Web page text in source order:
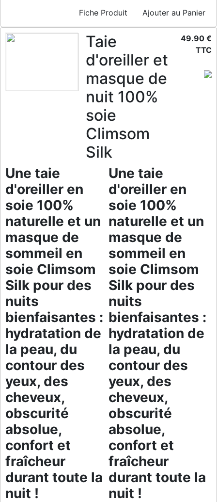
Fiche Produit Ajouter au Panier
Taie
d'oreiller et
masque de
nuit 100%
soie
Climsom
Silk
Une taie
d'oreiller en
soie 100%
naturelle et un
masque de
sommeil en
soie Climsom
Silk pour des
nuits
bienfaisantes :
hydratation de
la peau, du
contour des
yeux, des
cheveux,
obscurité
absolue,
confort et
fraîcheur
durant toute la
nuit !
Une taie
d'oreiller en
soie 100%
naturelle et un
masque de
sommeil en
soie Climsom
Silk pour des
nuits
bienfaisantes :
hydratation de
la peau, du
contour des
yeux, des
cheveux,
obscurité
absolue,
confort et
fraîcheur
durant toute la
nuit !
49.90 €
TTC